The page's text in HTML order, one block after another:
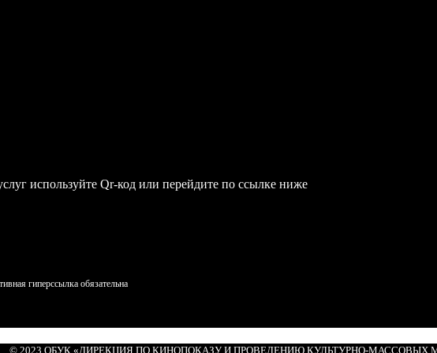
используйте Qr-код или перейдите по ссылке ниже
гиперссылка обязательна
© 2023 ОБУК «ДИРЕКЦИЯ ПО КИНОПОКАЗУ И ПРОВЕДЕНИЮ КУЛЬТУРНО-МАССОВЫХ